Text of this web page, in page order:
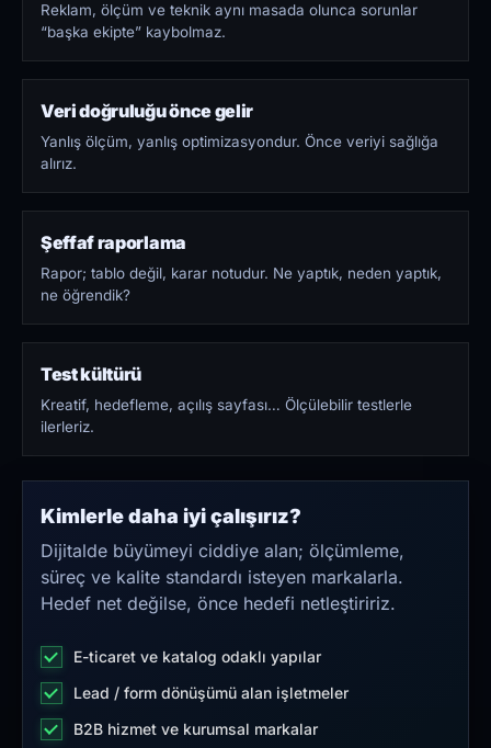
Reklam, ölçüm ve teknik aynı masada olunca sorunlar
“başka ekipte” kaybolmaz.
Veri doğruluğu önce gelir
Yanlış ölçüm, yanlış optimizasyondur. Önce veriyi sağlığa
alırız.
Şeffaf raporlama
Rapor; tablo değil, karar notudur. Ne yaptık, neden yaptık,
ne öğrendik?
Test kültürü
Kreatif, hedefleme, açılış sayfası… Ölçülebilir testlerle
ilerleriz.
Kimlerle daha iyi çalışırız?
Dijitalde büyümeyi ciddiye alan; ölçümleme,
süreç ve kalite standardı isteyen markalarla.
Hedef net değilse, önce hedefi netleştiririz.
E-ticaret ve katalog odaklı yapılar
Lead / form dönüşümü alan işletmeler
B2B hizmet ve kurumsal markalar